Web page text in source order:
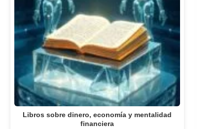
Libros sobre dinero, economía y mentalidad
financiera